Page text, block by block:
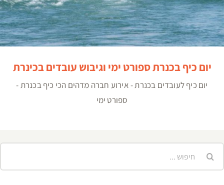
יום כיף בכנרת ספורט ימי וגיבוש עובדים בכינרת
יום כיף לעובדים בכנרת - אירוע חברה מדהים הכי כיף בכנרת -
ספורט ימי